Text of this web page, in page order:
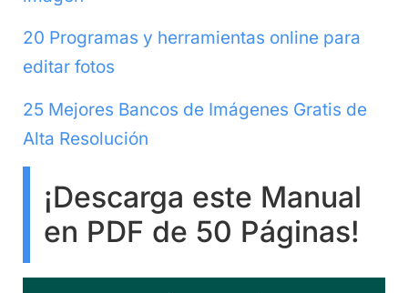
20 Programas y herramientas online para
editar fotos
25 Mejores Bancos de Imágenes Gratis de
Alta Resolución
¡Descarga este Manual
en PDF de 50 Páginas!